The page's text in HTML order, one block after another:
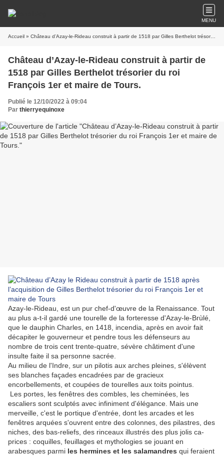
MENU
Accueil » Château d’Azay-le-Rideau construit à partir de 1518 par Gilles Berthelot trésorier du roi François 1er et maire de Tours.
Château d’Azay-le-Rideau construit à partir de
1518 par Gilles Berthelot trésorier du roi
François 1er et maire de Tours.
Publié le 12/10/2022 à 09:04
Par thierryequinoxe
Azay-le-Rideau, est un pur chef-d'œuvre de la Re­naissance. Tout
au plus a-t-il gardé une tourelle de la forteresse d'Azay-le-Brùlé,
que le dauphin Charles, en 1418, incendia, après en avoir fait
décapiter le gouver­neur et pendre tous les défenseurs au
nombre de trois cent trente-quatre, sévère châtiment d'une
insulte faite il sa personne sacrée.
Au milieu de l'Indre, sur un pilotis aux arches pleines, s'élèvent
ses blanches façades encadrées par de gracieux
encorbellements, et coupées de tourelles aux toits pointus.
Les portes, les fenêtres des combles, les cheminées, les
escaliers sont sculptés avec infiniment d'élégance. Mais une
merveille, c'est le portique d'entrée, dont les arcades et les
fenêtres arquées s'ouvrent entre des colonnes, des pilastres, des
niches, des bas-reliefs, des rinceaux illustrés des plus jolis ca­
prices : coquilles, feuillages et mythologies se jouant en
arabesques parmi les hermines et les salamandres qui feraient